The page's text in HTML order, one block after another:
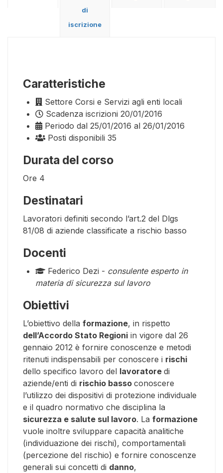
di
iscrizione
Caratteristiche
Settore Corsi e Servizi agli enti locali
Scadenza iscrizioni 20/01/2016
Periodo dal 25/01/2016 al 26/01/2016
Posti disponibili 35
Durata del corso
Ore 4
Destinatari
Lavoratori definiti secondo l’art.2 del Dlgs
81/08 di aziende classificate a rischio basso
Docenti
Federico Dezi - consulente esperto in
materia di sicurezza sul lavoro
Obiettivi
L’obiettivo della formazione, in rispetto
dell’Accordo Stato Regioni in vigore dal 26
gennaio 2012 è fornire conoscenze e metodi
ritenuti indispensabili per conoscere i rischi
dello specifico lavoro del lavoratore di
aziende/enti di rischio basso conoscere
l’utilizzo dei dispositivi di protezione individuale
e il quadro normativo che disciplina la
sicurezza e salute sul lavoro. La formazione
vuole inoltre sviluppare capacità analitiche
(individuazione dei rischi), comportamentali
(percezione del rischio) e fornire conoscenze
generali sui concetti di danno,